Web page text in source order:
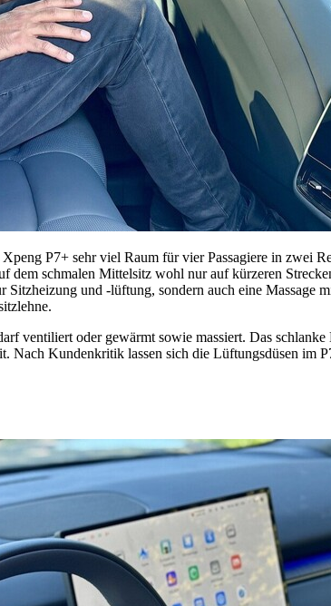
P7+ sehr viel Raum für vier Passagiere in zwei
schmalen Mittelsitz wohl nur auf kürzeren
und -lüftung, sondern auch eine Massage
ventiliert oder gewärmt sowie massiert. Das
Nach Kundenkritik lassen sich die Lüftungsdüsen im